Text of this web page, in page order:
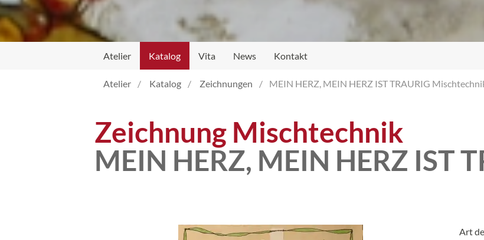
Atelier Katalog Vita News Kontakt
Atelier Katalog Zeichnungen MEIN HERZ, MEIN HERZ IST TRAURIG
Zeichnung Mischtechnik
MEIN HERZ, MEIN HERZ IST
Art